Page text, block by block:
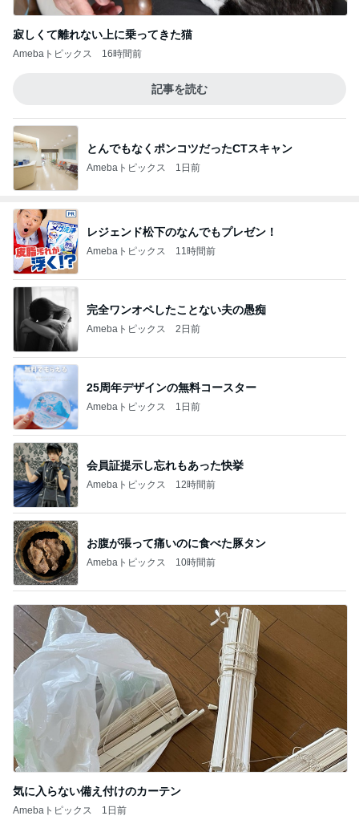
寂しくて離れない上に乗ってきた猫
Amebaトピックス 16時間前
記事を読む
とんでもなくポンコツだったCTスキャン
Amebaトピックス 1日前
レジェンド松下のなんでもプレゼン！
Amebaトピックス 11時間前
完全ワンオペしたことない夫の愚痴
Amebaトピックス 2日前
25周年デザインの無料コースター
Amebaトピックス 1日前
会員証提示し忘れもあった快挙
Amebaトピックス 12時間前
お腹が張って痛いのに食べた豚タン
Amebaトピックス 10時間前
気に入らない備え付けのカーテン
Amebaトピックス 1日前